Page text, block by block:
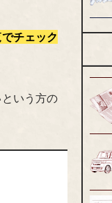
チェック
いう方の